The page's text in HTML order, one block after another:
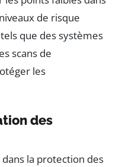
de risque
que des systèmes
scans de
les
des
la protection des